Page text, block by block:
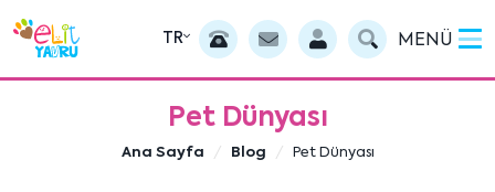
TR MENÜ
Pet Dünyası
Ana Sayfa Blog Pet Dünyası